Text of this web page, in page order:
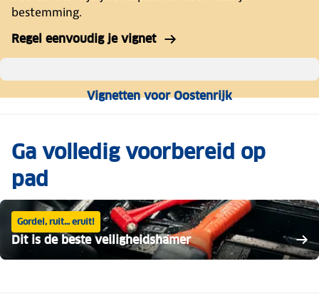
bestemming.
Regel eenvoudig je vignet
Vignetten voor Oostenrijk
Ga volledig voorbereid op
pad
Gordel, ruit… eruit!
Dit is de beste veiligheidshamer